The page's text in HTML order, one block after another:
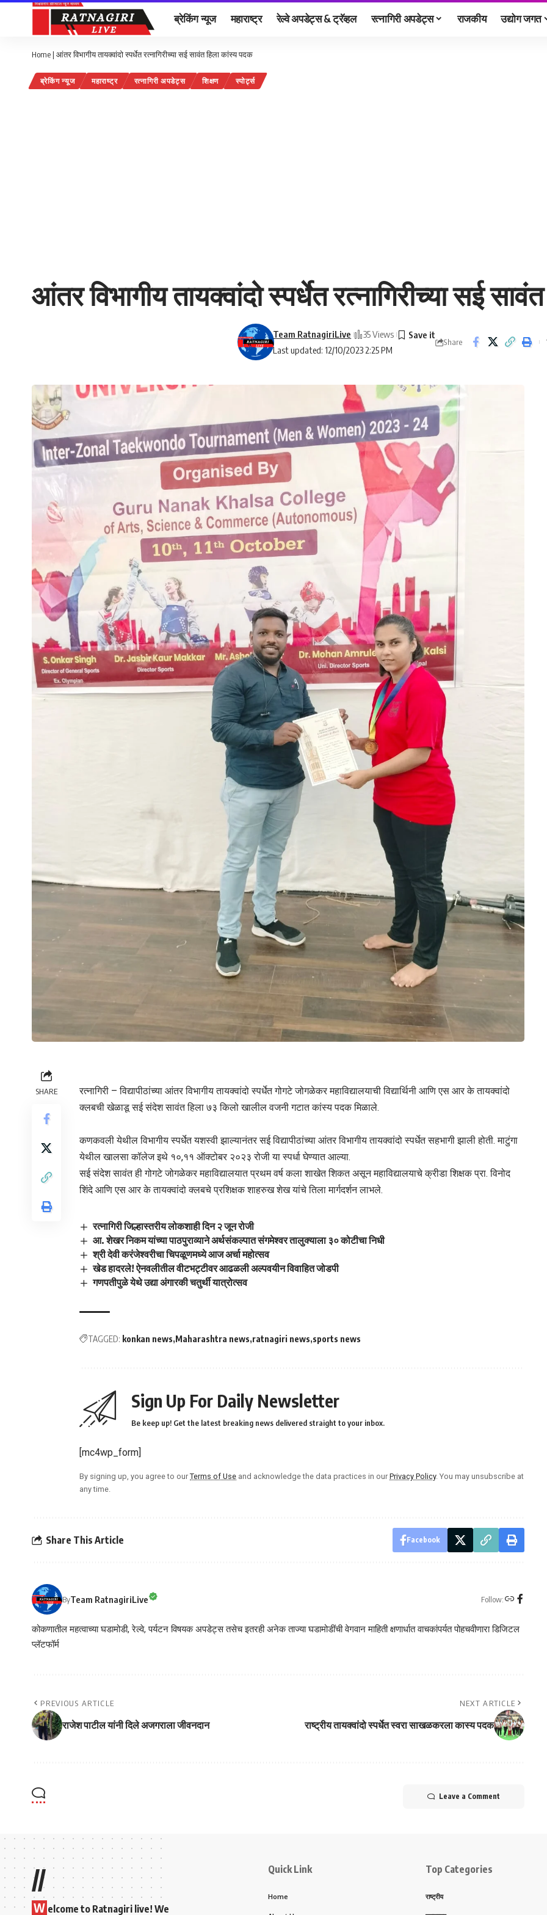
ब्रेकिंग न्यूज महाराष्ट्र रेल्वे अपडेट्स & ट्रॅव्हल रत्नागिरी अपडेट्स राजकीय उद्योग जगत
Home | आंतर विभागीय तायक्वांदो स्पर्धेत रत्नागिरीच्या सई सावंत हिला कांस्य पदक
ब्रेकिंग न्यूज महाराष्ट्र रत्नागिरी अपडेट्स शिक्षण स्पोर्ट्स
आंतर विभागीय तायक्वांदो स्पर्धेत रत्नागिरीच्या सई
Last updated: 12/10/2023 2:25 PM
Team RatnagiriLive 35 Views
Share
SHARE
रत्नागिरी – विद्यापीठांच्या आंतर विभागीय तायक्वांदो स्पर्धेत गोगटे जोगळेकर महाविद्यालयाची विद्यार्थिनी आणि एस आर के तायक्वांदो
क्लबची खेळाडू सई संदेश सावंत हिला ७३ किलो खालील वजनी गटात कांस्य पदक मिळाले.
कणकवली येथील विभागीय स्पर्धेत यशस्वी झाल्यानंतर सई विद्यापीठांच्या आंतर विभागीय तायक्वांदो स्पर्धेत सहभागी झाली होती. माटुंगा
येथील खालसा कॉलेज इथे १०,११ ऑक्टोबर २०२३ रोजी या स्पर्धा घेण्यात आल्या.
सई संदेश सावंत ही गोगटे जोगळेकर महाविद्यालयात प्रथम वर्ष कला शाखेत शिकत असून महाविद्यालयाचे क्रीडा शिक्षक प्रा. विनोद
शिंदे आणि एस आर के तायक्वांदो क्लबचे प्रशिक्षक शाहरुख शेख यांचे तिला मार्गदर्शन लाभले.
रत्नागिरी जिल्हास्तरीय लोकशाही दिन २ जून रोजी
आ. शेखर निकम यांच्या पाठपुराव्याने अर्थसंकल्पात संगमेश्वर तालुक्याला ३० कोटीचा निधी
श्री देवी करंजेश्वरीचा चिपळूणमध्ये आज अर्चा महोत्सव
खेड हादरले! ऐनवलीतील वीटभट्टीवर आढळली अल्पवयीन विवाहित जोडपी
गणपतीपुळे येथे उद्या अंगारकी चतुर्थी यात्रोत्सव
TAGGED: konkan news Maharashtra news ratnagiri news sports news
Sign Up For Daily Newsletter
Be keep up! Get the latest breaking news delivered straight to your inbox.
[mc4wp_form]
By signing up, you agree to our Terms of Use and acknowledge the data practices in our Privacy Policy. You may unsubscribe at
any time.
Share This Article Facebook
ByTeam RatnagiriLive Follow:
कोकणातील महत्वाच्या घडामोडी, रेल्वे, पर्यटन विषयक अपडेट्स तसेच इतरही अनेक ताज्या घडामोडींची वेगवान माहिती क्षणार्धात वाचकांपर्यत पोहचवीणारा डिजिटल
प्लॅटफॉर्म
PREVIOUS ARTICLE
राजेश पाटील यांनी दिले अजगराला जीवनदान
NEXT ARTICLE
राष्ट्रीय तायक्वांदो स्पर्धेत स्वरा साखळकरला कास्य पदक
Leave a Comment
//
W elcome to Ratnagiri live! We
Quick Link
Home
Top Categories
राष्ट्रीय